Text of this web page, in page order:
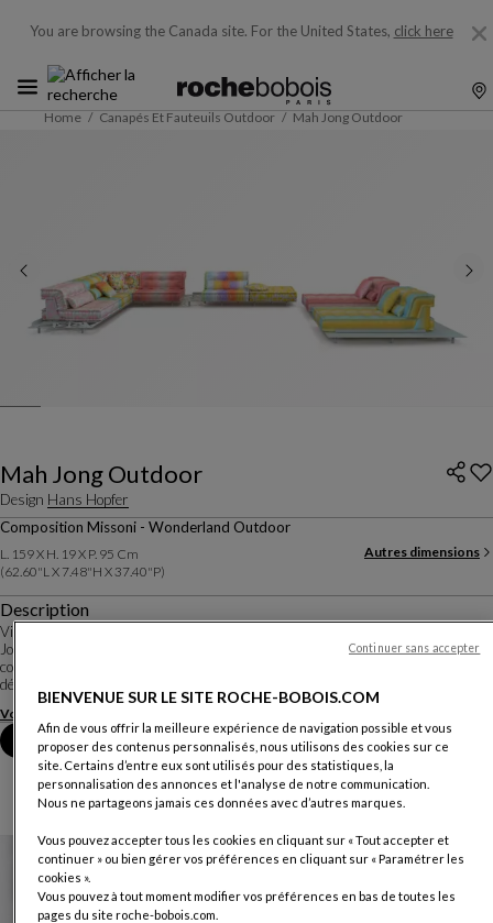
You are browsing the Canada site. For the United States, click here
Home Canapés Et Fauteuils Outdoor Mah Jong Outdoor
Mah Jong Outdoor
Design Hans Hopfer
Composition Missoni - Wonderland Outdoor
L. 159 X H. 19 X P. 95 Cm
(62.60"l X 7.48"h X 37.40"p)
Autres dimensions
Description
Vivre au ras du sol, ou presque… Décliné en version outdoor, le canapé Mah
Jong conserve le caractère modulable et composable qui a fait son succès. Les
coussins semblent flotter sur des plateformes à motifs ajourés qui les
détachent du sol. Sur le c...
Voir plus
Prendre rendez-vous en magasin
BIENVENUE SUR LE SITE ROCHE-BOBOIS.COM
Afin de vous offrir la meilleure expérience de navigation possible et vous
proposer des contenus personnalisés, nous utilisons des cookies sur ce
site. Certains d’entre eux sont utilisés pour des statistiques, la
personnalisation des annonces et l'analyse de notre communication.
Nous ne partageons jamais ces données avec d’autres marques.
Vous pouvez accepter tous les cookies en cliquant sur « Tout accepter et
continuer » ou bien gérer vos préférences en cliquant sur « Paramétrer les
cookies ».
Vous pouvez à tout moment modifier vos préférences en bas de toutes les
pages du site roche-bobois.com.
Continuer sans accepter